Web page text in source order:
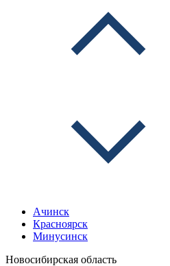
Ачинск
Красноярск
Минусинск
Новосибирская область